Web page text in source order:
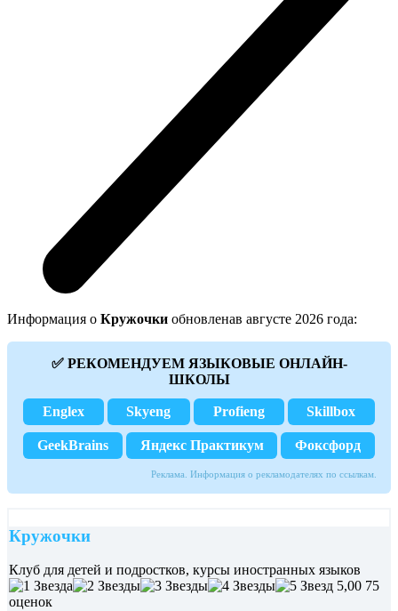
Информация о Кружочки обновленав августе 2026 года:
✅ РЕКОМЕНДУЕМ ЯЗЫКОВЫЕ ОНЛАЙН-
ШКОЛЫ
Englex Skyeng Profieng Skillbox
GeekBrains Яндекс Практикум Фоксфорд
Реклама. Информация о рекламодателях по ссылкам.
Кружочки
Клуб для детей и подростков, курсы иностранных языков
5,00 75
оценок